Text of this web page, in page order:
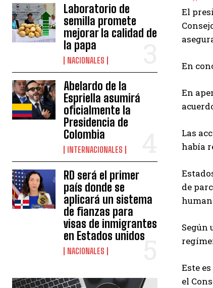
Laboratorio de
semilla promete
mejorar la calidad de
la papa
NACIONALES
Abelardo de la
Espriella asumirá
oficialmente la
Presidencia de
Colombia
INTERNACIONALES
RD será el primer
país donde se
aplicará un sistema
de fianzas para
visas de inmigrantes
en Estados unidos
NACIONALES
El
En
En
Las
había
de
Según
Este
el